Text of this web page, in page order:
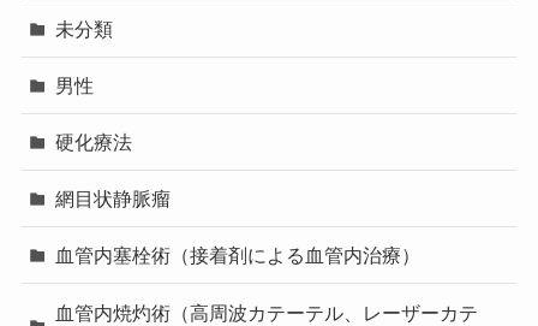
未分類
男性
硬化療法
網目状静脈瘤
血管内塞栓術（接着剤による血管内治療）
血管内焼灼術（高周波カテーテル、レーザーカテ